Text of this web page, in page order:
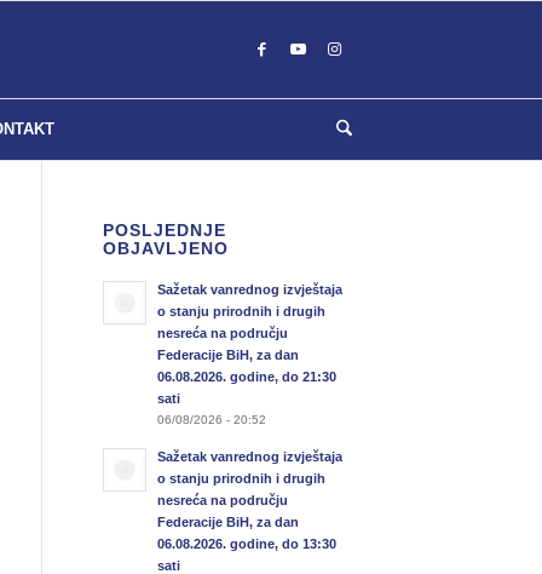
POSLJEDNJE
OBJAVLJENO
Sažetak vanrednog izvještaja
o stanju prirodnih i drugih
nesreća na području
Federacije BiH, za dan
06.08.2026. godine, do 21:30
sati
06/08/2026 - 20:52
Sažetak vanrednog izvještaja
o stanju prirodnih i drugih
nesreća na području
Federacije BiH, za dan
06.08.2026. godine, do 13:30
sati